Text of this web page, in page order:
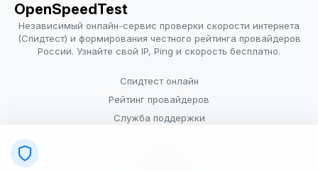
OpenSpeedTest
Независимый онлайн-сервис проверки скорости интернета
(Спидтест) и формирования честного рейтинга провайдеров
России. Узнайте свой IP, Ping и скорость бесплатно.
Спидтест онлайн
Рейтинг провайдеров
Служба поддержки